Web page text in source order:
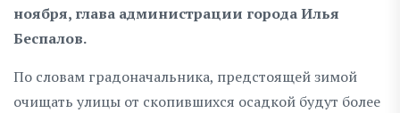
ноября, глава администрации города Илья
Беспалов.
По словам градоначальника, предстоящей зимой
очищать улицы от скопившихся осадкой будут более